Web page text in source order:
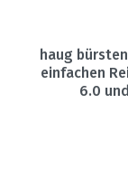
haug
einfachen
6.0